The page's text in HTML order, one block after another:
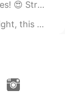
02:31
だいすけ
coconut 🥥 ...
and coa...